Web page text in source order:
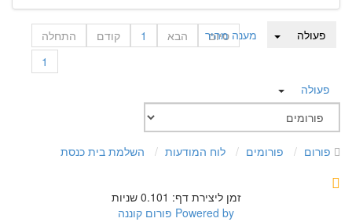
מענה מהיר פעולה התחלה קודם 1 הבא
סיום
1
פעולה
פורום פורומים לוח המודעות השלמת בית כנסת
זמן ליצירת דף: 0.101 שניות
Powered by פורום קוננה